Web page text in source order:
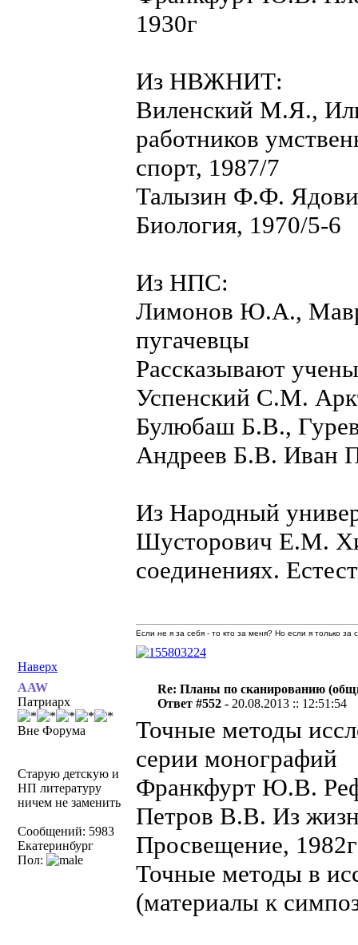
1930г
Из НВЖНИТ:
Виленский М.Я.,
работников
спорт, 1987/7
Талызин Ф.Ф.
Биология, 1970/5-6
Из НПС:
Лимонов Ю.А.,
пугачевцы
Рассказывают
Успенский С.М.
Булюбаш Б.В.,
Андреев Б.В. Иван
Из Народный
Шусторович Е.М.
соединениях.
Наверх
Если не я за себя - то кто за меня? Но если я только
AAW
Патриарх
Вне Форума
Старую детскую и
НП литературу
ничем не заменить
Сообщений: 5983
Екатеринбург
Пол:
Re: Планы по сканированию
Ответ #552 - 20.08.2013 :: 12:51:54
Точные методы
серии монографий
Франкфурт Ю.В.
Петров В.В. Из
Просвещение, 1982г
Точные методы в
(материалы к